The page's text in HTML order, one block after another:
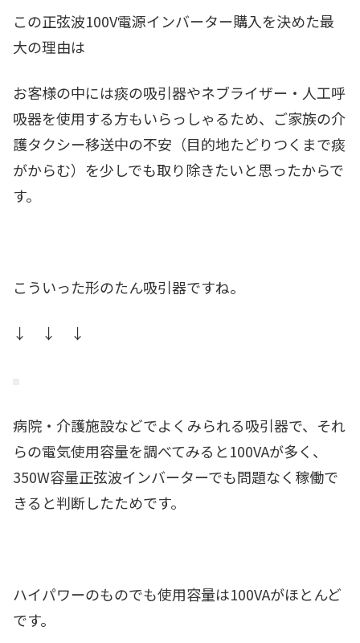
この正弦波100V電源インバーター購入を決めた最
大の理由は
お客様の中には痰の吸引器やネブライザー・人工呼
吸器を使用する方もいらっしゃるため、ご家族の介
護タクシー移送中の不安（目的地たどりつくまで痰
がからむ）を少しでも取り除きたいと思ったからで
す。
こういった形のたん吸引器ですね。
↓ ↓ ↓
病院・介護施設などでよくみられる吸引器で、それ
らの電気使用容量を調べてみると100VAが多く、
350W容量正弦波インバーターでも問題なく稼働で
きると判断したためです。
ハイパワーのものでも使用容量は100VAがほとんど
です。